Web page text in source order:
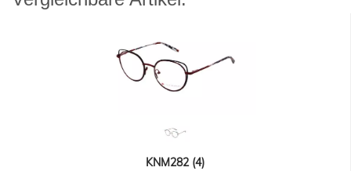
KNM282 (4)